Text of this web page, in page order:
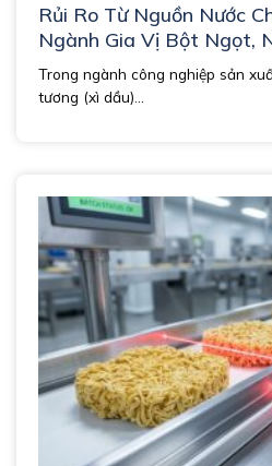
Rủi Ro Từ Nguồn Nước
Ngành Gia Vị Bột Ngọt,
Màu Và Biến Vị.
Trong ngành công nghiệp sản
tương (xì dầu)...